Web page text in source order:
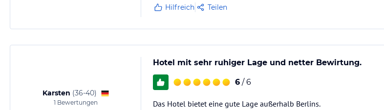
Hilfreich Teilen
Karsten (36-40)
1 Bewertungen
Hotel mit sehr ruhiger Lage und netter Bewirtung.
6 / 6
Das Hotel bietet eine gute Lage außerhalb Berlins.